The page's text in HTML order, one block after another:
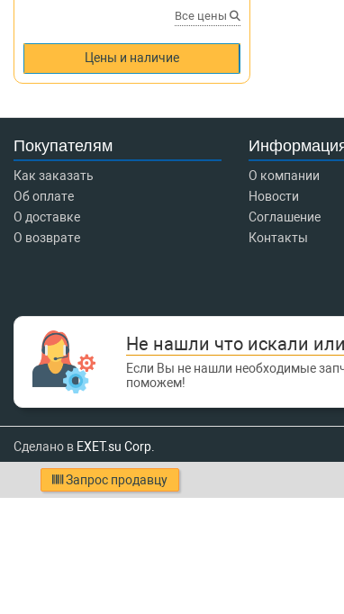
Все цены
Цены и наличие
Покупателям
Как заказать
Об оплате
О доставке
О возврате
О компании
Новости
Соглашение
Контакты
Не нашли что искали
Если Вы не нашли необходимые
поможем!
Сделано в EXET.su Corp.
Запрос продавцу